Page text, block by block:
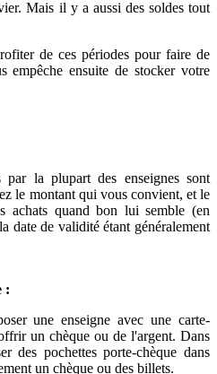
Mais il y a aussi des soldes tout
de ces périodes pour faire de
empêche ensuite de stocker votre
par la plupart des enseignes sont
le montant qui vous convient, et le
achats quand bon lui semble (en
date de validité étant généralement
:
une enseigne avec une carte-
un chèque ou de l'argent. Dans
des pochettes porte-chèque dans
un chèque ou des billets.